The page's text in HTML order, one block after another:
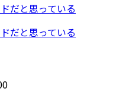
だと思っている
だと思っている